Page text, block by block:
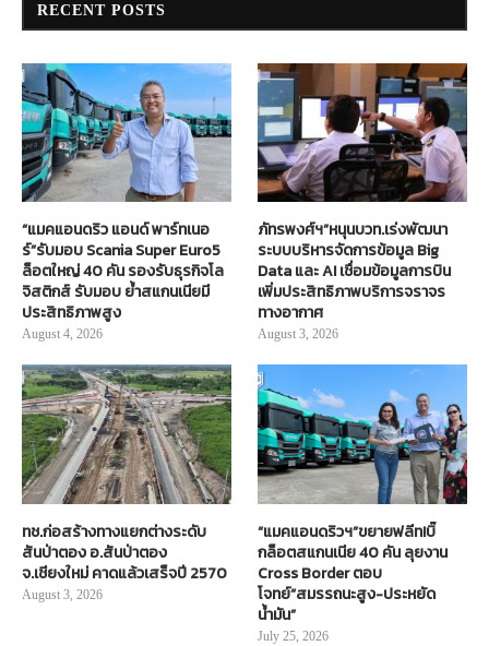
RECENT POSTS
“แมคแอนดริว แอนด์ พาร์ทเนอ
ร์”รับมอบ Scania Super Euro5
ล็อตใหญ่ 40 คัน รองรับธุรกิจโล
จิสติกส์ รับมอบ ย้ำสแกนเนียมี
ประสิทธิภาพสูง
August 4, 2026
ภัทรพงศ์ฯ”หนุนบวท.เร่งพัฒนา
ระบบบริหารจัดการข้อมูล Big
Data และ AI เชื่อมข้อมูลการบิน
เพิ่มประสิทธิภาพบริการจราจร
ทางอากาศ
August 3, 2026
ทช.ก่อสร้างทางแยกต่างระดับ
สันป่าตอง อ.สันป่าตอง
จ.เชียงใหม่ คาดแล้วเสร็จปี 2570
August 3, 2026
“แมคแอนดริวฯ”ขยายฟลีท!บิ๊
กล็อตสแกนเนีย 40 คัน ลุยงาน
Cross Border ตอบ
โจทย์“สมรรถนะสูง-ประหยัด
น้ำมัน”
July 25, 2026